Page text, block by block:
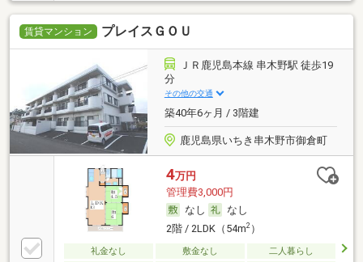
賃貸マンション プレイスＧＯＵ
ＪＲ鹿児島本線 串木野駅 徒歩19
分
その他の交通
築40年6ヶ月 / 3階建
鹿児島県いちき串木野市御倉町
4万円
管理費3,000円
なし
なし
2階 / 2LDK（54m2）
礼金なし 敷金なし
二人暮らし